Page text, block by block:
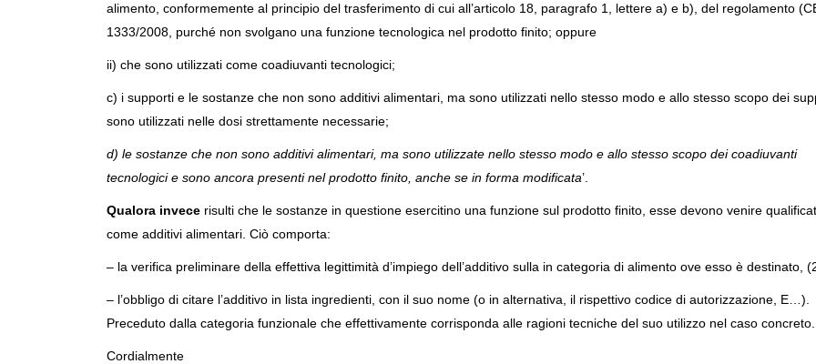
alimento, conformemente al principio del trasferimento di cui all’articolo 18, paragrafo 1, lettere a) e b), del regolamento
1333/2008, purché non svolgano una funzione tecnologica nel prodotto finito; oppure
ii) che sono utilizzati come coadiuvanti tecnologici;
c) i supporti e le sostanze che non sono additivi alimentari, ma sono utilizzati nello stesso modo e allo stesso scopo dei
sono utilizzati nelle dosi strettamente necessarie;
d) le sostanze che non sono additivi alimentari, ma sono utilizzate nello stesso modo e allo stesso scopo dei coadiuvanti
tecnologici e sono ancora presenti nel prodotto finito, anche se in forma modificata’.
Qualora invece risulti che le sostanze in questione esercitino una funzione sul prodotto finito, esse devono venire
come additivi alimentari. Ciò comporta:
– la verifica preliminare della effettiva legittimità d’impiego dell’additivo sulla in categoria di alimento ove esso è destinato,
– l’obbligo di citare l’additivo in lista ingredienti, con il suo nome (o in alternativa, il rispettivo codice di autorizzazione, E…).
Preceduto dalla categoria funzionale che effettivamente corrisponda alle ragioni tecniche del suo utilizzo nel caso concreto.
Cordialmente